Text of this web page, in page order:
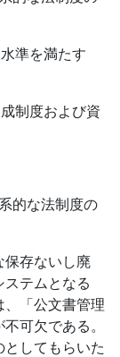
準を満たす
制度および資
的な法制度の
保存ないし廃
テムとなる
、「公文書管理
可欠である。
してもらいた